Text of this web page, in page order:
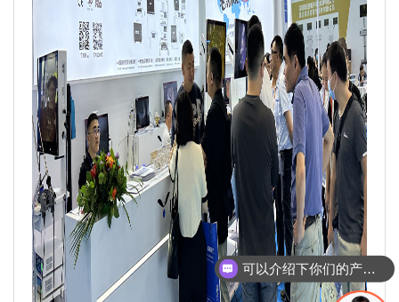
可以介绍下你们的产品么
你们是怎么收费的呢